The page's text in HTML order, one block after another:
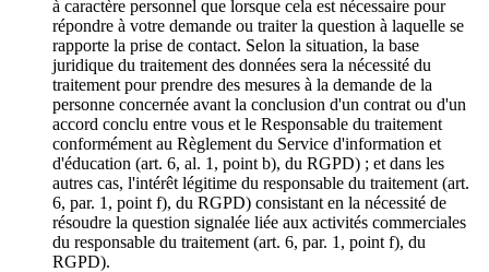
à caractère personnel que lorsque cela est nécessaire pour
répondre à votre demande ou traiter la question à laquelle se
rapporte la prise de contact. Selon la situation, la base
juridique du traitement des données sera la nécessité du
traitement pour prendre des mesures à la demande de la
personne concernée avant la conclusion d'un contrat ou d'un
accord conclu entre vous et le Responsable du traitement
conformément au Règlement du Service d'information et
d'éducation (art. 6, al. 1, point b), du RGPD) ; et dans les
autres cas, l'intérêt légitime du responsable du traitement (art.
6, par. 1, point f), du RGPD) consistant en la nécessité de
résoudre la question signalée liée aux activités commerciales
du responsable du traitement (art. 6, par. 1, point f), du
RGPD).